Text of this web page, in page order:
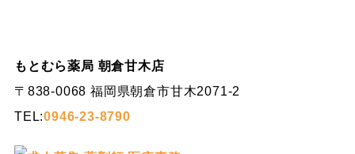
もとむら薬局 朝倉甘木店
〒838-0068 福岡県朝倉市甘木2071-2
TEL:0946-23-8790